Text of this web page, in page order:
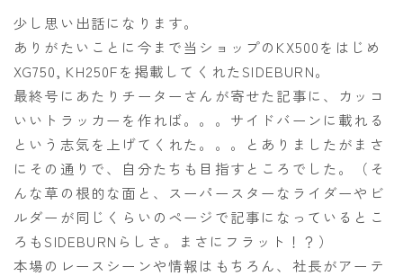
少し思い出話になります。
ありがたいことに今まで当ショップのKX500をはじめ
XG750, KH250Fを掲載してくれたSIDEBURN。
最終号にあたりチーターさんが寄せた記事に、カッコ
いいトラッカーを作れば。。。サイドバーンに載れる
という志気を上げてくれた。。。とありましたがまさ
にその通りで、自分たちも目指すところでした。（そ
んな草の根的な面と、スーパースターなライダーやビ
ルダーが同じくらいのページで記事になっているとこ
ろもSIDEBURNらしさ。まさにフラット！？）
本場のレースシーンや情報はもちろん、社長がアーテ